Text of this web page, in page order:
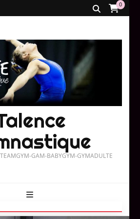
0
GAM-BABYGYM-GYMADULTE